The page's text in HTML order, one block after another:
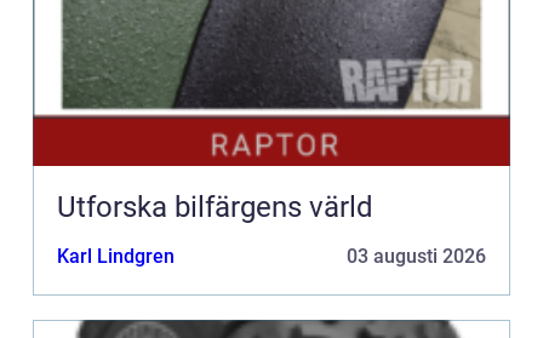
Utforska bilfärgens värld
Karl Lindgren 03 augusti 2026